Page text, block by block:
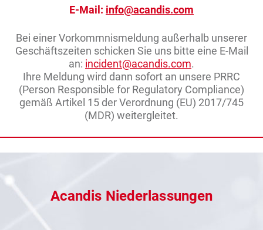
E-Mail: info@acandis.com
Bei einer Vorkommnismeldung außerhalb unserer
Geschäftszeiten schicken Sie uns bitte eine E-Mail
an: incident@acandis.com.
Ihre Meldung wird dann sofort an unsere PRRC
(Person Responsible for Regulatory Compliance)
gemäß Artikel 15 der Verordnung (EU) 2017/745
(MDR) weitergleitet.
Acandis Niederlassungen